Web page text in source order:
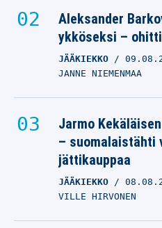
Aleksander
ykköseksi –
JÄÄKIEKKO
JANNE NIEMENMAA
Jarmo
– suomalaistähti
jättikauppaa
JÄÄKIEKKO
VILLE HIRVONEN